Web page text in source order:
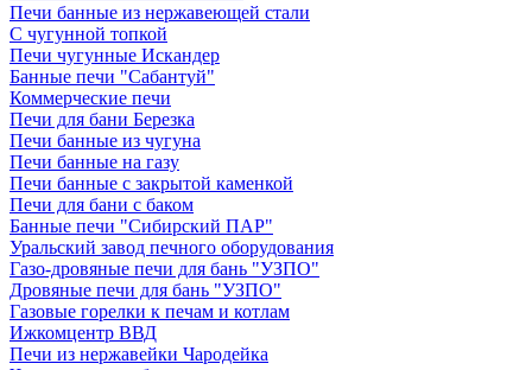
Печи банные из нержавеющей стали
С чугунной топкой
Печи чугунные Искандер
Банные печи "Сабантуй"
Коммерческие печи
Печи для бани Березка
Печи банные из чугуна
Печи банные на газу
Печи банные с закрытой каменкой
Печи для бани с баком
Банные печи "Сибирский ПАР"
Уральский завод печного оборудования
Газо-дровяные печи для бань "УЗПО"
Дровяные печи для бань "УЗПО"
Газовые горелки к печам и котлам
Ижкомцентр ВВД
Печи из нержавейки Чародейка